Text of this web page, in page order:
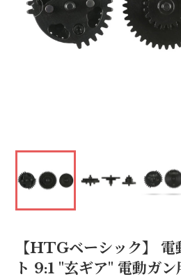
【HTGベーシック】 電
ト 9:1 "玄ギア" 電動ガ